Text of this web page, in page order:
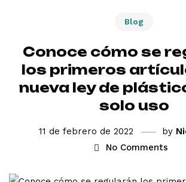
Blog
Conoce cómo se
los primeros
nueva ley de
solo uso
11 de febrero de 2022 by
No Comments